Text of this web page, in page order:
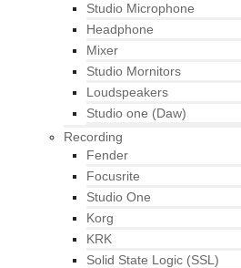
Studio Microphone
Headphone
Mixer
Studio Mornitors
Loudspeakers
Studio one (Daw)
Recording
Fender
Focusrite
Studio One
Korg
KRK
Solid State Logic (SSL)